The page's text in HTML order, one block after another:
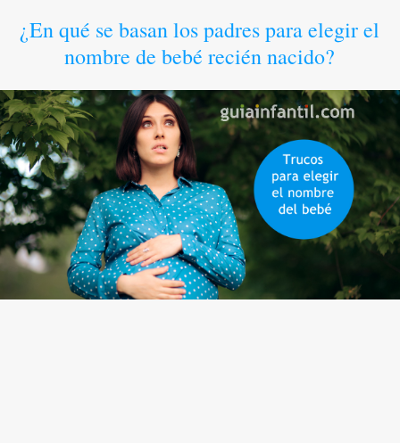
¿En qué se basan los padres para elegir el
nombre de bebé recién nacido?